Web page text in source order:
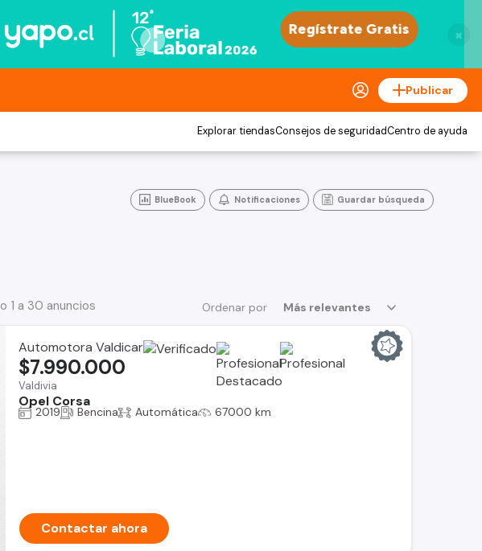
×
Publicar
Explorar tiendasConsejos de seguridadCentro de ayuda
BlueBook Notificaciones Guardar búsqueda
Ordenar por Más relevantes
1 a 30 anuncios
Automotora Valdicar
Valdivia
Opel Corsa
$7.990.000
2019 Bencina Automática 67000 km
Contactar ahora